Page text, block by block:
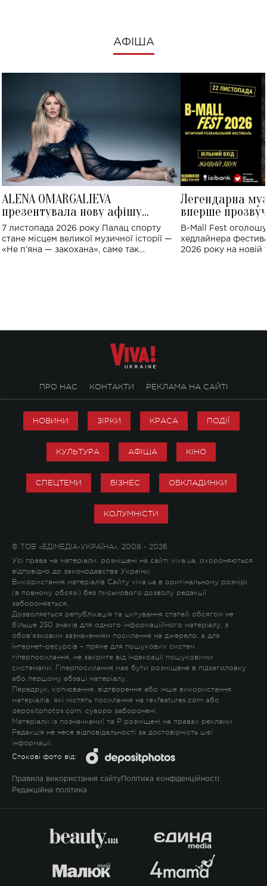
АФІША
ALENA OMARGALIEVA
презентувала нову афішу
великого концерту в Палаці
спорту
7 листопада 2026 року Палац спорту
стане місцем великої музичної історії —
«Не пʼяна — закохана», саме так
Легендарна
вперше
Україні: де
B-Mall Fest
хедлайнера
2026 року на новій
ПРО НАС КОНТАКТИ РЕКЛАМА НА САЙТІ
НОВИНИ ЗІРКИ КРАСА ПОДІЇ
КУЛЬТУРА АФІША КІНО
СПЕЦТЕМИ БІЗНЕС ОБКЛАДИНКИ
КОЛУМНІСТИ
© ТОВ «ЕДІМЕДІА-УКРАЇНА», 2008 - 2026
Усі права на матеріали, розміщені на сайті viva.ua, охороняються
відповідно до законодавства України.
Використання матеріалів Сайту viva.ua в оригінальному розмірі
(в повному обсязі) без письмового дозволу редакції
забороняється.
Дозволяється републікація та цитування статей обсягом не
більше 250 знаків для одного інформаційного матеріалу, з
обов'язковим зазначенням посилання на джерело, а для
Інтернет-ресурсів – пряме для пошукових систем
гіперпосилання, не закрите від індексації пошуковими
системами. Гіперпосилання має бути розміщене в підзаголовку
або першому абзаці матеріалу.
Передрук, копіювання, відтворення або інше використання
матеріалів, які містять посилання на rexfeatures.com або
depositphotos.com, суворо заборонені.
Матеріали із позначками! та P розміщені на правах реклами.
Редакція не несе відповідальності за достовірність цієї
інформації.
Стокові фото від:
Правила використання сайту Політика конфіденційності
Редакційна політика